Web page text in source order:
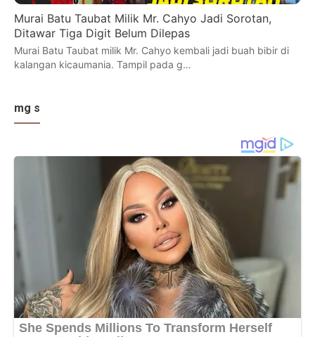
Murai Batu Taubat Milik Mr. Cahyo Jadi Sorotan,
Ditawar Tiga Digit Belum Dilepas
Murai Batu Taubat milik Mr. Cahyo kembali jadi buah bibir di
kalangan kicaumania. Tampil pada g…
mg s